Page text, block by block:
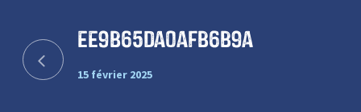
ee9b65da0afb6b9a
15 février 2025